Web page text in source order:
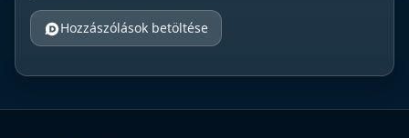
Hozzászólások betöltése